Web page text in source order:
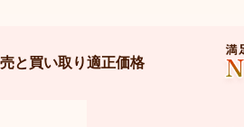
と買い取り適正価格